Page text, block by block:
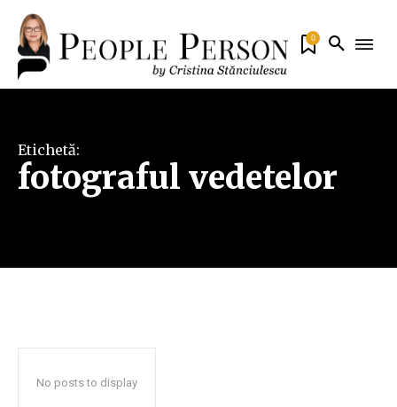
0
Etichetă:
fotograful vedetelor
No posts to display